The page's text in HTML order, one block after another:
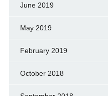
June 2019
May 2019
February 2019
October 2018